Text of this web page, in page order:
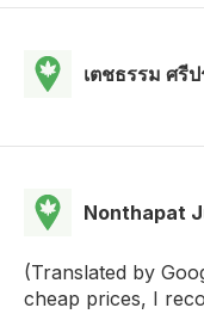
เตชธรรม ศรีป
Nonthapat
(Translated by
cheap prices, I